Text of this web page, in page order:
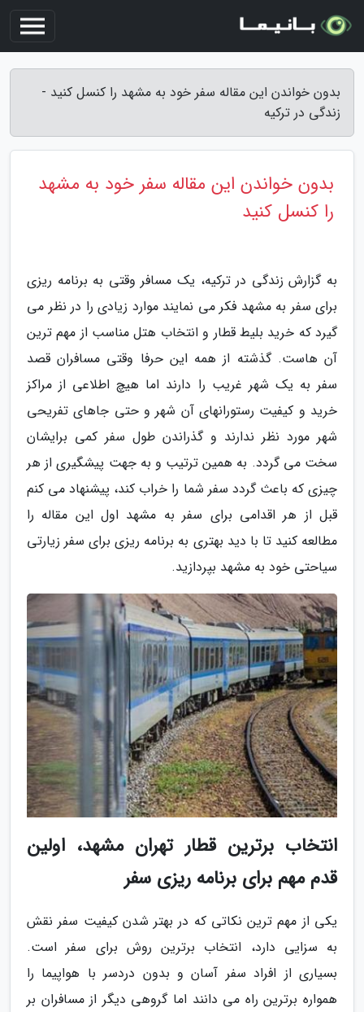
بدون خواندن این مقاله سفر خود به مشهد را کنسل کنید -
زندگی در ترکیه
بدون خواندن این مقاله سفر خود به مشهد
را کنسل کنید
به گزارش زندگی در ترکیه، یک مسافر وقتی به برنامه ریزی
برای سفر به مشهد فکر می نمایند موارد زیادی را در نظر می
گیرد که خرید بلیط قطار و انتخاب هتل مناسب از مهم ترین
آن هاست. گذشته از همه این حرفا وقتی مسافران قصد
سفر به یک شهر غریب را دارند اما هیچ اطلاعی از مراکز
خرید و کیفیت رستورانهای آن شهر و حتی جاهای تفریحی
شهر مورد نظر ندارند و گذراندن طول سفر کمی برایشان
سخت می گردد. به همین ترتیب و به جهت پیشگیری از هر
چیزی که باعث گردد سفر شما را خراب کند، پیشنهاد می کنم
قبل از هر اقدامی برای سفر به مشهد اول این مقاله را
مطالعه کنید تا با دید بهتری به برنامه ریزی برای سفر زیارتی
سیاحتی خود به مشهد بپردازید.
انتخاب برترین قطار تهران مشهد، اولین
قدم مهم برای برنامه ریزی سفر
یکی از مهم ترین نکاتی که در بهتر شدن کیفیت سفر نقش
به سزایی دارد، انتخاب برترین روش برای سفر است.
بسیاری از افراد سفر آسان و بدون دردسر با هواپیما را
همواره برترین راه می دانند اما گروهی دیگر از مسافران بر